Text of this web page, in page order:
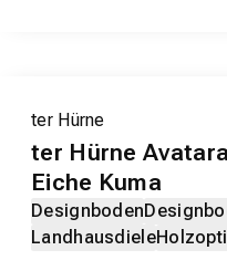
ter Hürne
ter Hürne
Eiche Kuma
Designboden
Landhausdiele